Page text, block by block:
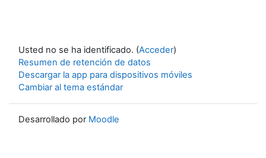
Usted no se ha identificado. (Acceder)
Resumen de retención de datos
Descargar la app para dispositivos móviles
Cambiar al tema estándar
Desarrollado por Moodle